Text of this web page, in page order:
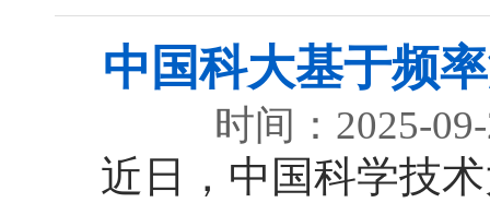
中国科大基于频
时间：2025-
近日，中国科学技